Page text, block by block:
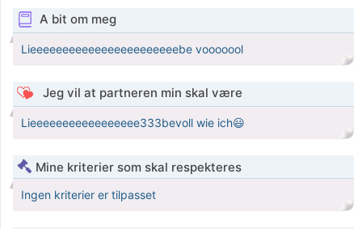
A bit om meg
Lieeeeeeeeeeeeeeeeeeeeeeebe vooooool
Jeg vil at partneren min skal være
Lieeeeeeeeeeeeeeeee333bevoll wie ich😃
Mine kriterier som skal respekteres
Ingen kriterier er tilpasset